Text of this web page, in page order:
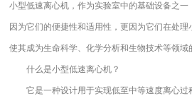
小型低速离心机，作为实验室中的基础设备之一
因为它们的便捷性和适用性，更因为它们在处理
使其成为生命科学、化学分析和生物技术等领域
什么是小型低速离心机？
它是一种设计用于实现低至中等速度离心过